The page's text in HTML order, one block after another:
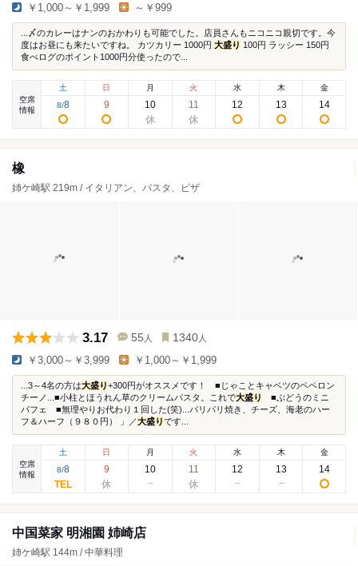
￥1,000～￥1,999 ～￥999
...〆のカレーはナンのおかわりも可能でした。店員さんもニコニコ親切です。今
度はお昼にも来たいですね。 カツカリー 1000円 大盛り 100円 ラッシー 150円
食べログのポイント1000円分使ったので...
空席
情報
土
8/8
日
9
月
10
火
11
水
12
木
13
金
14
橡
姉ケ崎駅 219m / イタリアン、パスタ、ピザ
3.17 55 人 1340 人
￥3,000～￥3,999 ￥1,000～￥1,999
...3～4名の方は大盛り+300円がオススメです！ ■じゃことキャベツのペペロン
チーノ...■小柱とほうれん草のクリームパスタ。これで大盛り
■ぶどうのミニ
パフェ ■無理やりお代わり１回した(笑)...パリパリ焼き、チーズ、海老のハー
フ＆ハーフ（９８０円） 」／大盛りです...
空席
情報
土
8/8
日
9
月
10
火
11
水
12
木
13
金
14
中国菜家 明湘園 姉崎店
姉ケ崎駅 144m / 中華料理